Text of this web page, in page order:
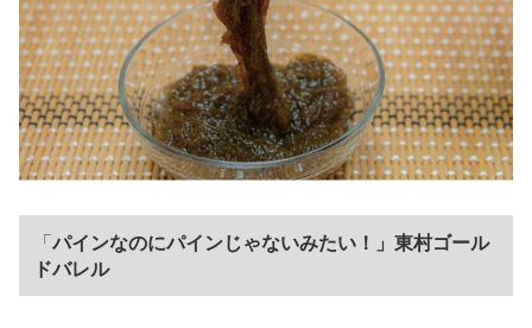
「パインなのにパインじゃないみたい！」東村ゴール
ドバレル